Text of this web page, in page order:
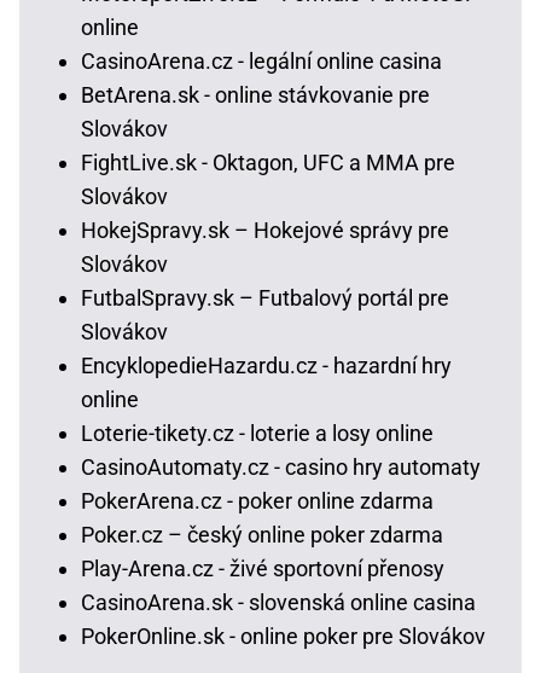
online
CasinoArena.cz - legální online casina
BetArena.sk - online stávkovanie pre
Slovákov
FightLive.sk - Oktagon, UFC a MMA pre
Slovákov
HokejSpravy.sk – Hokejové správy pre
Slovákov
FutbalSpravy.sk – Futbalový portál pre
Slovákov
EncyklopedieHazardu.cz - hazardní hry
online
Loterie-tikety.cz - loterie a losy online
CasinoAutomaty.cz - casino hry automaty
PokerArena.cz - poker online zdarma
Poker.cz – český online poker zdarma
Play-Arena.cz - živé sportovní přenosy
CasinoArena.sk - slovenská online casina
PokerOnline.sk - online poker pre Slovákov